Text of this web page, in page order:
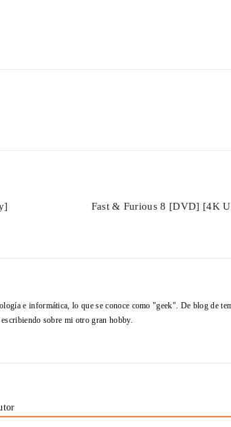
Fast & Furious 8 [DVD] [4K
e informática, lo que se conoce como "geek". De blog de
sobre mi otro gran hobby.